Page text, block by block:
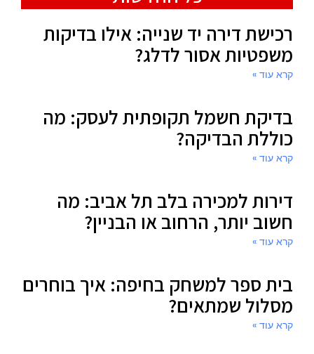
רכישת דירה יד שנייה: אילו בדיקות
משפטיות אסור לדלג?
קרא עוד »
בדיקת חשמל תקופתית לעסק: מה
כוללת הבדיקה?
קרא עוד »
דירות למכירה בלב תל אביב: מה
חשוב יותר, הרחוב או הבניין?
קרא עוד »
בית ספר למשחק בחיפה: איך בוחרים
מסלול שמתאים?
קרא עוד »